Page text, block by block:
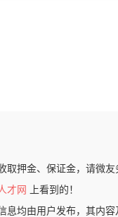
取押金、保证金，请微友
才网
上看到的！
息均由用户发布，其内